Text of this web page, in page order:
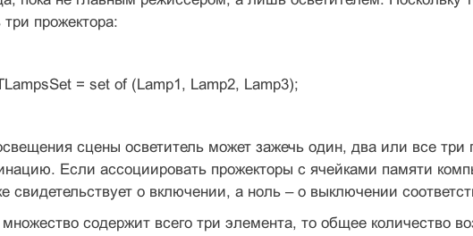
прожектора:
= set of (Lamp1, Lamp2, Lamp3);
сцены осветитель может зажечь один, два или все
Если ассоциировать прожекторы с ячейками памяти
свидетельствует о включении, а ноль – о выключении
содержит всего три элемента, то общее количество